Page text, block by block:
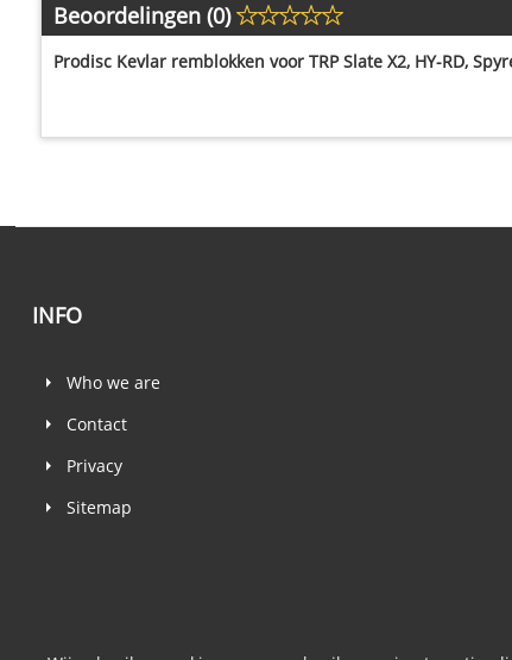
Beoordelingen (0)
Prodisc Kevlar remblokken voor TRP Slate X2, HY-RD,
INFO
Who we are
Contact
Privacy
Sitemap